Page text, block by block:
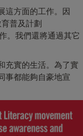
這方面的工作。因
普及計劃
。我們還將通過其它
充實的生活。為了實
事都能夠自豪地宣